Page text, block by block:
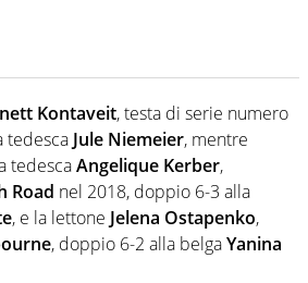
Kontaveit, testa di serie numero
tedesca Jule Niemeier, mentre
tedescaAngelique Kerber,
Road nel 2018, doppio 6-3 alla
, e la lettone Jelena Ostapenko,
, doppio 6-2 alla belgaYanina